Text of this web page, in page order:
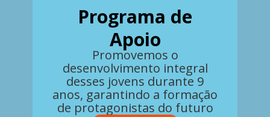
Programa de
Apoio
Promovemos o
desenvolvimento integral
desses jovens durante 9
anos, garantindo a formação
de protagonistas do futuro